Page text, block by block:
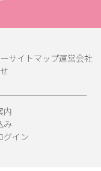
サイトマップ運営会社
内
み
グイン